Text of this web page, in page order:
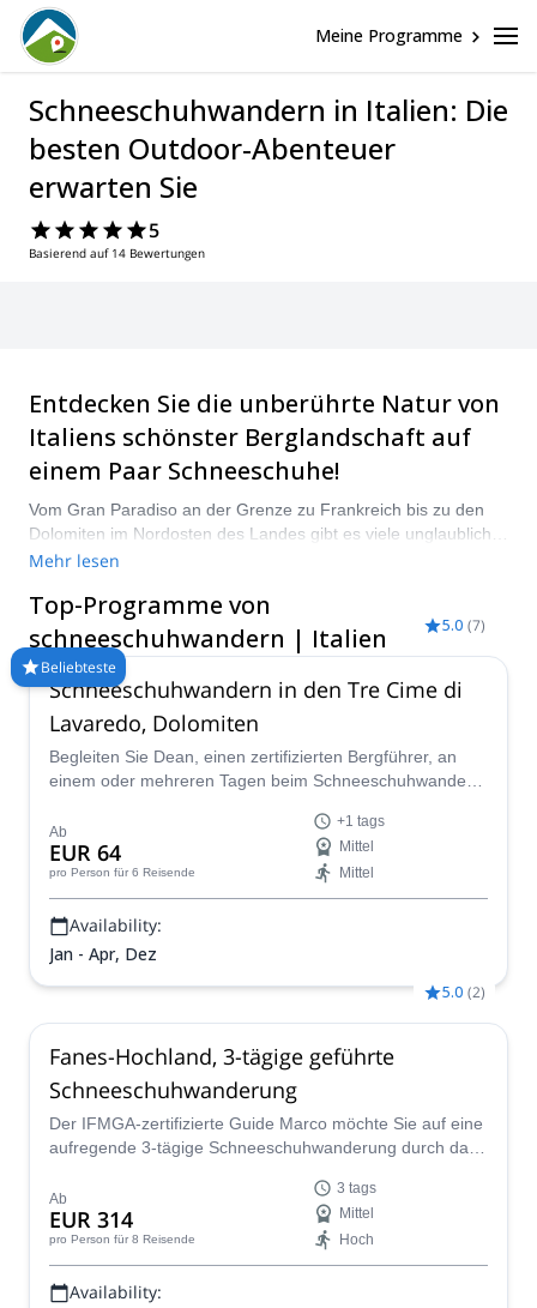
Meine Programme
Schneeschuhwandern in Italien: Die
besten Outdoor-Abenteuer
erwarten Sie
5
Basierend auf 14 Bewertungen
Entdecken Sie die unberührte Natur von
Italiens schönster Berglandschaft auf
einem Paar Schneeschuhe!
Vom Gran Paradiso an der Grenze zu Frankreich bis zu den
Dolomiten im Nordosten des Landes gibt es viele unglaubliche
Schneeschuhwanderungen für Teilnehmer aller Niveaus in
Guide für Ihre Reise auf Explore-Share.com: Über 1500
Guides, 70+ Länder und mehr als 8000 verschiedene
Programme zur Auswahl. Wählen Sie aus unserer Auswahl an
Schneeschuhwanderungen in Italien. Die Berge rufen!
Mehr lesen
Top-Programme von
schneeschuhwandern | Italien
Beliebteste
5.0 (7)
Schneeschuhwandern in den Tre Cime di
Lavaredo, Dolomiten
Begleiten Sie Dean, einen zertifizierten Bergführer, an
einem oder mehreren Tagen beim Schneeschuhwandern
im Winter!
Ab
EUR 64
pro Person für 6 Reisende
+1 tags
Mittel
Mittel
Availability:
Jan - Apr, Dez
5.0 (2)
Fanes-Hochland, 3-tägige geführte
Schneeschuhwanderung
Der IFMGA-zertifizierte Guide Marco möchte Sie auf eine
aufregende 3-tägige Schneeschuhwanderung durch das
führen.
Ab
EUR 314
pro Person für 8 Reisende
3 tags
Mittel
Hoch
Availability: